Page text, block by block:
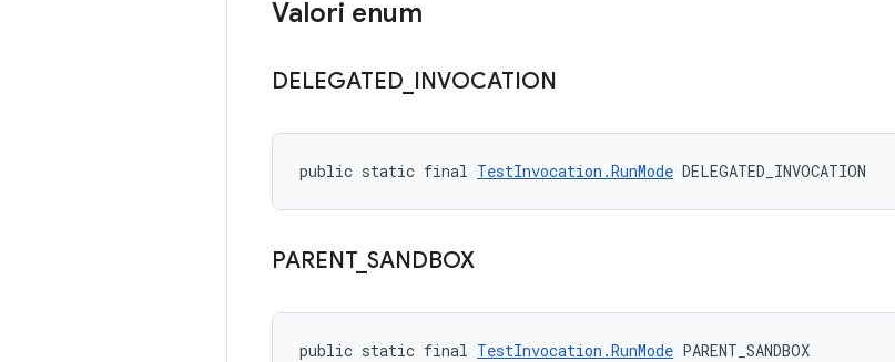
Valori enum
DELEGATED INVOCATION
public static final TestInvocation.RunMode DELEGATED_INVOCATION
PARENT_ SANDBOX
public static final TestInvocation.RunMode PARENT_SANDBOX